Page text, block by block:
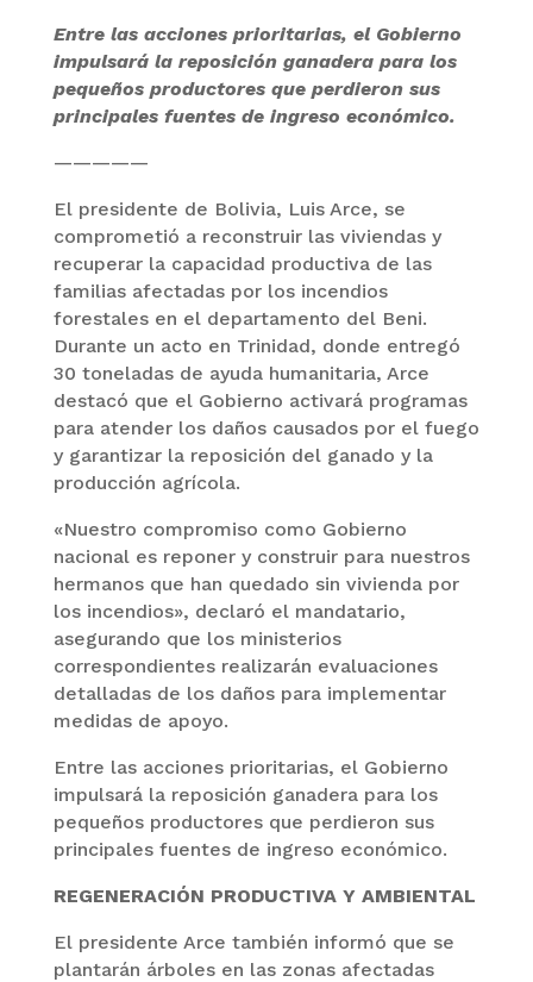
Entre las acciones prioritarias, el Gobierno
impulsará la reposición ganadera para los
pequeños productores que perdieron sus
principales fuentes de ingreso económico.
—————
El presidente de Bolivia, Luis Arce, se
comprometió a reconstruir las viviendas y
recuperar la capacidad productiva de las
familias afectadas por los incendios
forestales en el departamento del Beni.
Durante un acto en Trinidad, donde entregó
30 toneladas de ayuda humanitaria, Arce
destacó que el Gobierno activará programas
para atender los daños causados por el fuego
y garantizar la reposición del ganado y la
producción agrícola.
«Nuestro compromiso como Gobierno
nacional es reponer y construir para nuestros
hermanos que han quedado sin vivienda por
los incendios», declaró el mandatario,
asegurando que los ministerios
correspondientes realizarán evaluaciones
detalladas de los daños para implementar
medidas de apoyo.
Entre las acciones prioritarias, el Gobierno
impulsará la reposición ganadera para los
pequeños productores que perdieron sus
principales fuentes de ingreso económico.
REGENERACIÓN PRODUCTIVA Y AMBIENTAL
El presidente Arce también informó que se
plantarán árboles en las zonas afectadas